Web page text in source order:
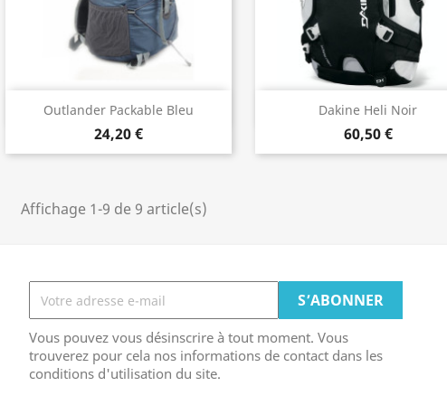
Outlander Packable Bleu
24,20 €
Aperçu rapide Dakine Heli Noir
60,50 €
Aperçu rapide
Affichage 1-9 de 9 article(s)
Vous pouvez vous désinscrire à tout moment. Vous
trouverez pour cela nos informations de contact dans les
conditions d'utilisation du site.